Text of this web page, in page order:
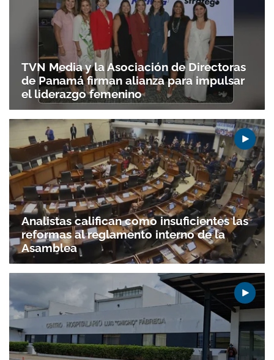
TVN Media y la Asociación de Directoras
de Panamá firman alianza para impulsar
el liderazgo femenino
Analistas califican como insuficientes las
reformas al reglamento interno de la
Asamblea